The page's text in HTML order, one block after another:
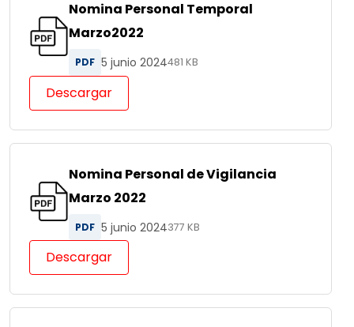
Nomina Personal Temporal
Marzo2022
PDF 5 junio 2024481 KB
Descargar
Nomina Personal de Vigilancia
Marzo 2022
PDF 5 junio 2024377 KB
Descargar